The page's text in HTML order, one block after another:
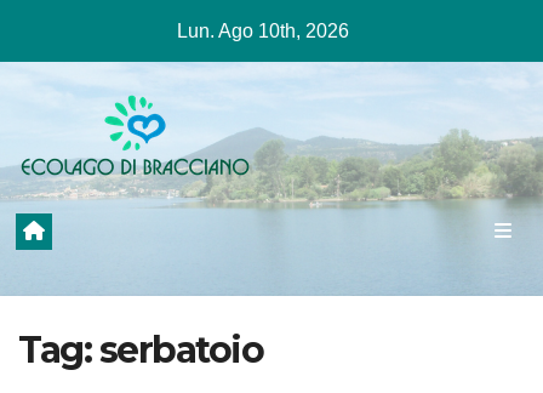
contenuto
Lun. Ago 10th, 2026
Tag:serbatoio